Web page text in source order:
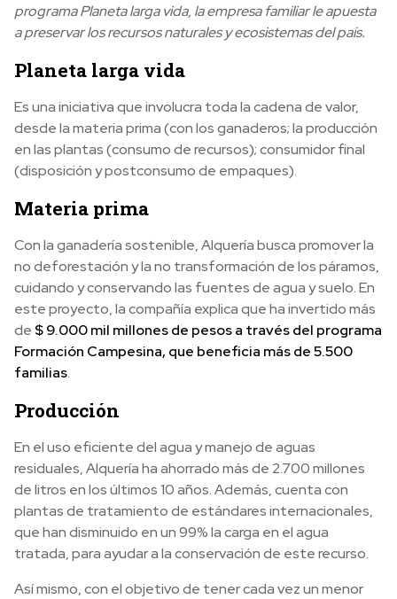
programa Planeta larga vida, la empresa familiar le apuesta
a preservar los recursos naturales y ecosistemas del país.
Planeta larga vida
Es una iniciativa que involucra toda la cadena de valor,
desde la materia prima (con los ganaderos; la producción
en las plantas (consumo de recursos); consumidor final
(disposición y postconsumo de empaques).
Materia prima
Con la ganadería sostenible, Alquería busca promover la
no deforestación y la no transformación de los páramos,
cuidando y conservando las fuentes de agua y suelo. En
este proyecto, la compañía explica que ha invertido más
de $ 9.000 mil millones de pesos a través del programa
Formación Campesina, que beneficia más de 5.500
familias.
Producción
En el uso eficiente del agua y manejo de aguas
residuales, Alquería ha ahorrado más de 2.700 millones
de litros en los últimos 10 años. Además, cuenta con
plantas de tratamiento de estándares internacionales,
que han disminuido en un 99% la carga en el agua
tratada, para ayudar a la conservación de este recurso.
Así mismo, con el objetivo de tener cada vez un menor